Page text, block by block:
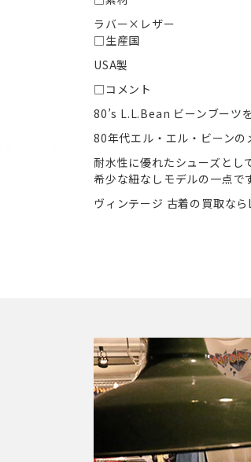
ラバー×レザー
□生産国
USA製
□コメント
80’s L.L.Bean ビーンブーツ
80年代エル・エル・ビーンの
耐水性に優れたシューズとし
希少な紐なしモデルの一点で
ヴィンテージ 古着の買取な